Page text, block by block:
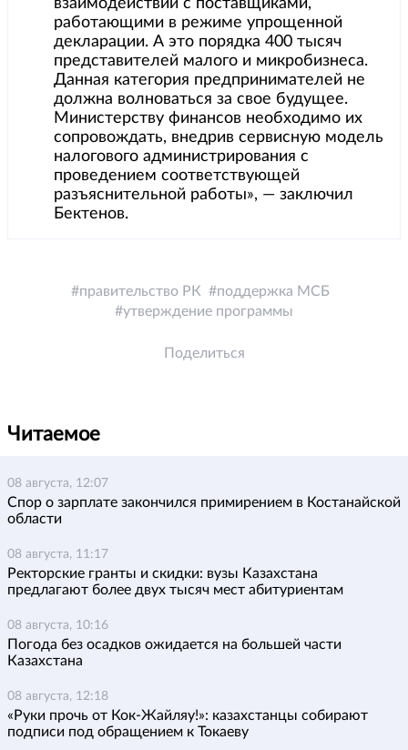
взаимодействии с поставщиками,
работающими в режиме упрощенной
декларации. А это порядка 400 тысяч
представителей малого и микробизнеса.
Данная категория предпринимателей не
должна волноваться за свое будущее.
Министерству финансов необходимо их
сопровождать, внедрив сервисную модель
налогового администрирования с
проведением соответствующей
разъяснительной работы», — заключил
Бектенов.
правительство РК
поддержка МСБ
утверждение программы
Поделиться
Читаемое
08 августа, 12:07
Спор о зарплате закончился примирением в Костанайской
области
08 августа, 11:17
Ректорские гранты и скидки: вузы Казахстана
предлагают более двух тысяч мест абитуриентам
08 августа, 10:16
Погода без осадков ожидается на большей части
Казахстана
08 августа, 12:18
«Руки прочь от Кок-Жайляу!»: казахстанцы собирают
подписи под обращением к Токаеву